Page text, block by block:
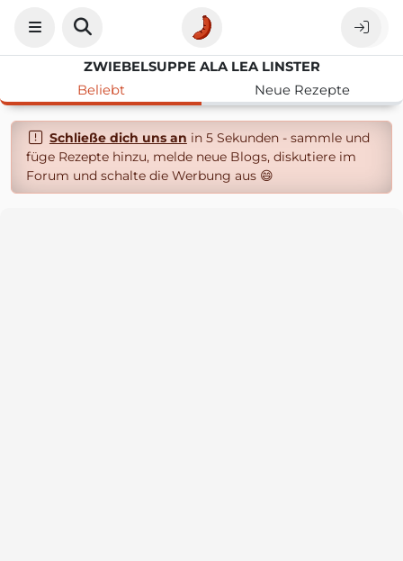
ZWIEBELSUPPE ALA LEA LINSTER
Beliebt
Neue Rezepte
Schließe dich uns an in 5 Sekunden - sammle und
füge Rezepte hinzu, melde neue Blogs, diskutiere im
Forum und schalte die Werbung aus 😄